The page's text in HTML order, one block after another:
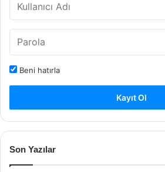
Beni hatırla
Kayıt Ol
Son Yazılar